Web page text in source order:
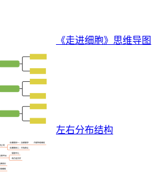
《走进细胞》思维导图
左右分布结构